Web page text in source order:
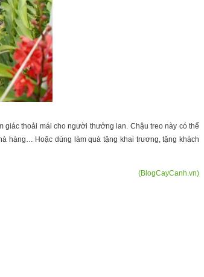
thoải mái cho người thưởng lan. Chậu treo này có thể
hàng… Hoặc dùng làm quà tặng khai trương, tặng khách
(BlogCayCanh.vn)